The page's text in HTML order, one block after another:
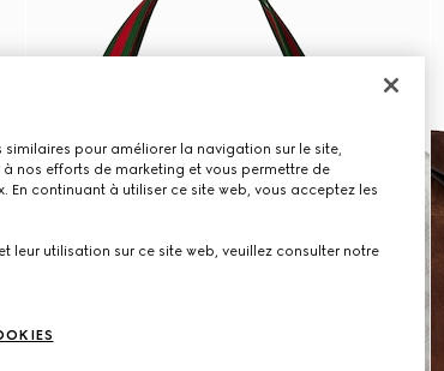
pour améliorer la navigation sur le site,
nos efforts de marketing et vous permettre de
En continuant à utiliser ce site web, vous acceptez les
leur utilisation sur ce site web, veuillez consulter notre